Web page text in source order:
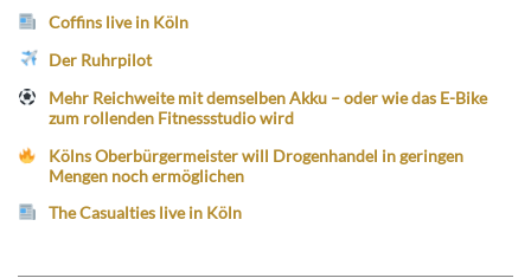
Coffins live in Köln
Der Ruhrpilot
Mehr Reichweite mit demselben Akku – oder wie das E-Bike
zum rollenden Fitnessstudio wird
Kölns Oberbürgermeister will Drogenhandel in geringen
Mengen noch ermöglichen
The Casualties live in Köln